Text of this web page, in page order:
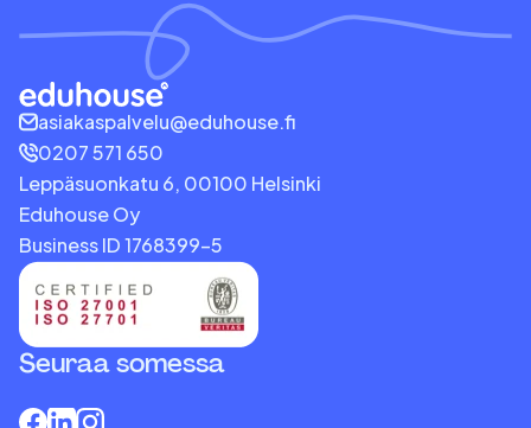
asiakaspalvelu@eduhouse.fi
0207 571 650
Leppäsuonkatu 6, 00100 Helsinki
Eduhouse Oy
Business ID 1768399-5
Seuraa somessa